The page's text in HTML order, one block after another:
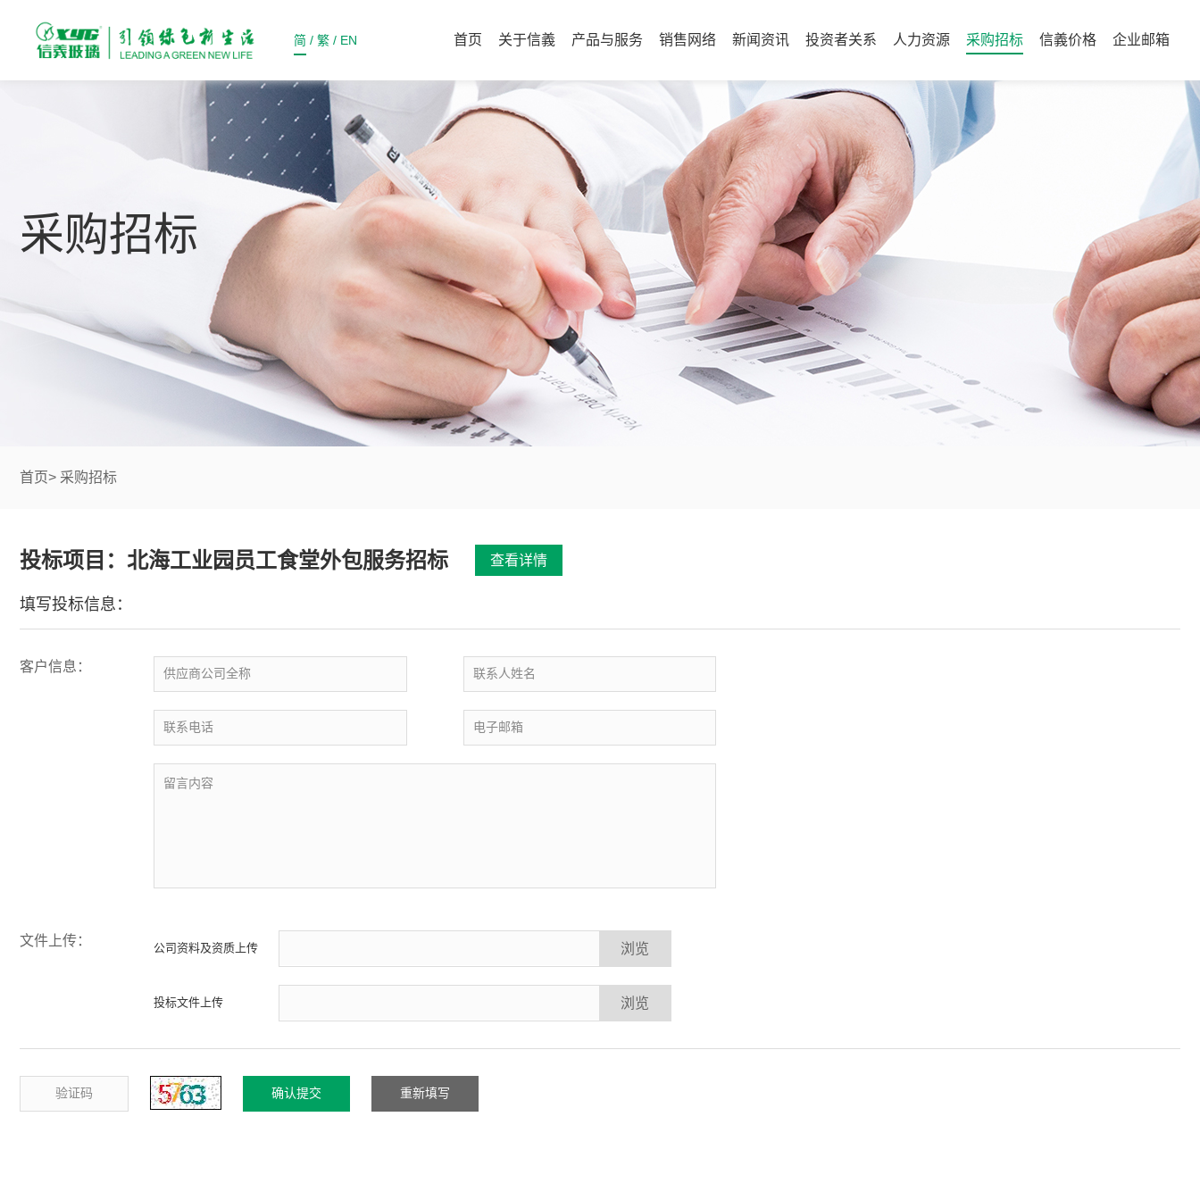
简 /繁 / EN 首页 关于信義 产品与服务 销售网络 新闻资讯 投资者关系 人力资源 采购招标 信義价格 企业邮箱
采购招标
首页> 采购招标
投标项目：北海工业园员工食堂外包服务招标 查看详情
填写投标信息：
客户信息：
文件上传： 公司资料及资质上传 浏览
投标文件上传 浏览